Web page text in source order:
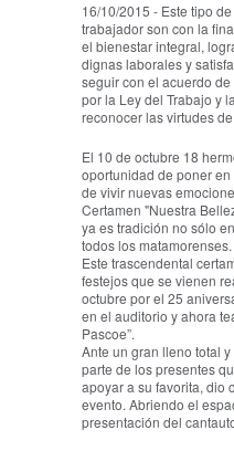
16/10/2015 - Este tipo
trabajador son con la
el bienestar integral,
dignas laborales y
seguir con el acuerdo
por la Ley del Trabajo y
reconocer las virtudes
El 10 de octubre 18
oportunidad de poner
de vivir nuevas
Certamen "Nuestra
ya es tradición no sólo
todos los matamorenses.
Este trascendental
festejos que se vienen
octubre por el 25
en el auditorio y ahora
Pascoe”.
Ante un gran lleno total
parte de los presentes
apoyar a su favorita, dio
evento. Abriendo el
presentación del